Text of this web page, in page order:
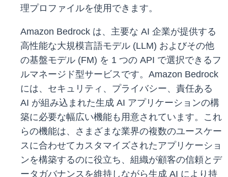
理プロファイルを使用できます。
Amazon Bedrock は、主要な AI 企業が提供する
高性能な大規模言語モデル (LLM) およびその他
の基盤モデル (FM) を 1 つの API で選択できるフ
ルマネージド型サービスです。Amazon Bedrock
には、セキュリティ、プライバシー、責任ある
AI が組み込まれた生成 AI アプリケーションの構
築に必要な幅広い機能も用意されています。これ
らの機能は、さまざまな業界の複数のユースケー
スに合わせてカスタマイズされたアプリケーショ
ンを構築するのに役立ち、組織が顧客の信頼とデ
ータガバナンスを維持しながら生成 AI により持